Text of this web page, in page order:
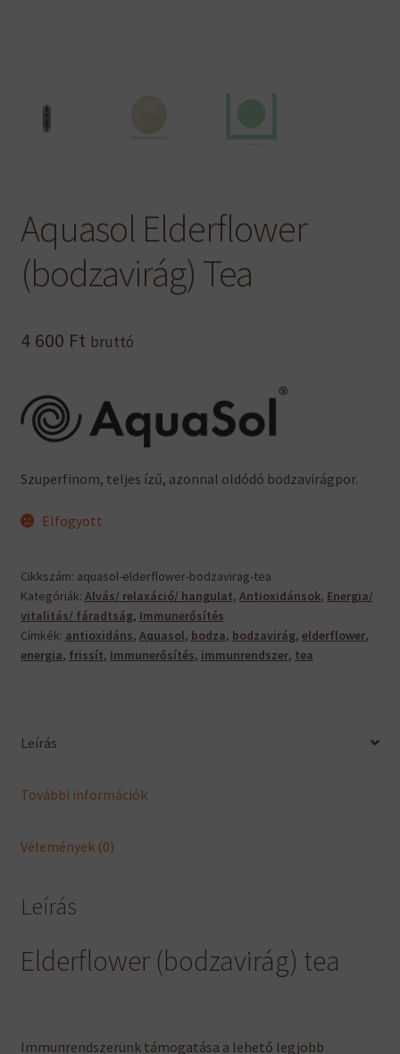
Aquasol Elderflower
(bodzavirág) Tea
4 600 Ft bruttó
Szuperfinom, teljes ízű, azonnal oldódó bodzavirágpor.
Elfogyott
Cikkszám: aquasol-elderflower-bodzavirag-tea
Kategóriák: Alvás/ relaxáció/ hangulat, Antioxidánsok, Energia/
vitalitás/ fáradtság, Immunerősítés
Címkék: antioxidáns, Aquasol, bodza, bodzavirág, elderflower,
energia, frissít, Immunerősítés, immunrendszer, tea
Leírás
További információk
Vélemények (0)
Leírás
Elderflower (bodzavirág) tea
Immunrendszerünk támogatása a lehető legjobb